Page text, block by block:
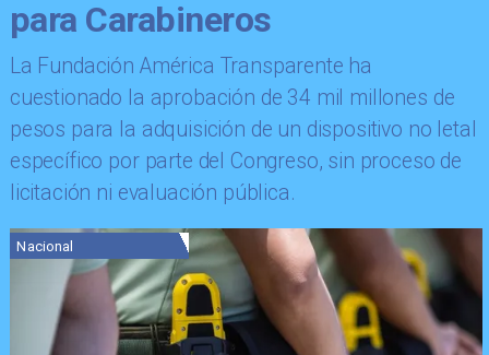
para Carabineros
La Fundación América Transparente ha
cuestionado la aprobación de 34 mil millones de
pesos para la adquisición de un dispositivo no letal
específico por parte del Congreso, sin proceso de
licitación ni evaluación pública.
Nacional